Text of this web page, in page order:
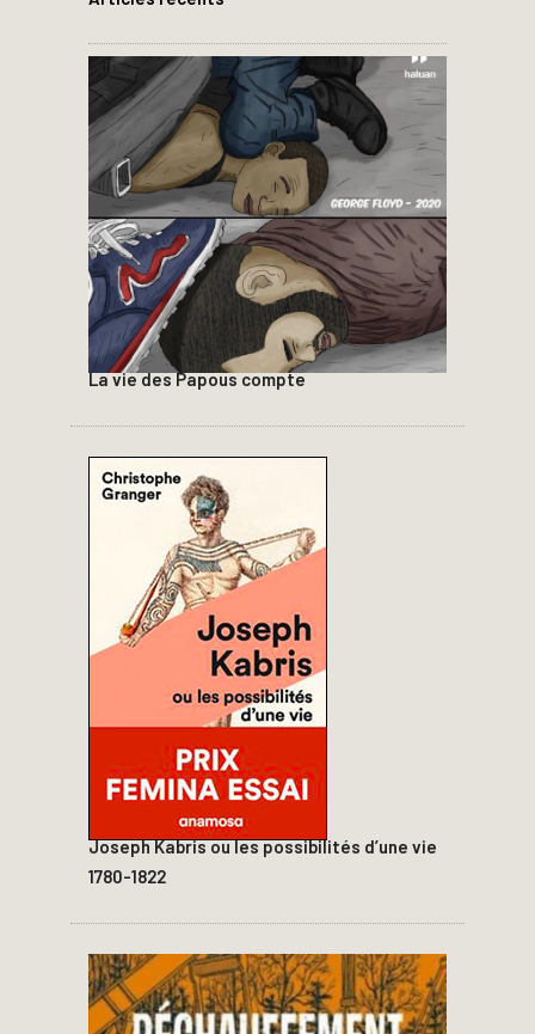
La vie des Papous compte
Joseph Kabris ou les possibilités d’une vie
1780-1822